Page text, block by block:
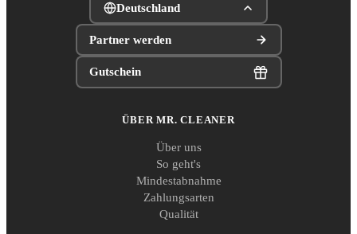
Deutschland
Partner werden
Gutschein
ÜBER MR. CLEANER
Über uns
So geht's
Mindestabnahme
Zahlungsarten
Qualität